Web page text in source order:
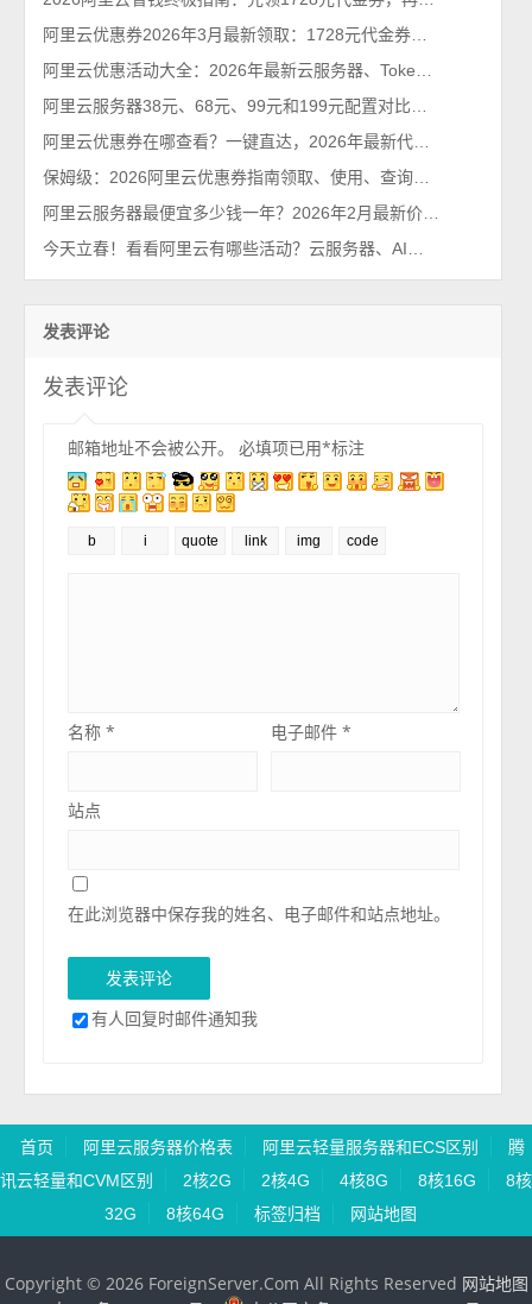
发表评论
发表评论
邮箱地址不会被公开。 必填项已用*标注
名称* 电子邮件*
站点
在此浏览器中保存我的姓名、电子邮件和站点地址。
有人回复时邮件通知我
首页 阿里云服务器价格表 阿里云轻量服务器和ECS区别
腾
讯云轻量和CVM区别
2核2G 2核4G 4核8G 8核16G
8核
32G
8核64G 标签归档 网站地图
Copyright © 2026 ForeignServer.Com All Rights Reserved 网站地图